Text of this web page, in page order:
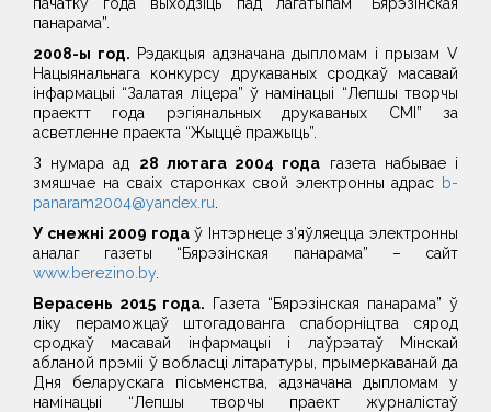
панарама”.
2008-ы год. Рэдакцыя адзначана дыпломам і прызам V
Нацыянальнага конкурсу друкаваных сродкаў масавай
інфармацыі “Залатая ліцера” ў намінацыі “Лепшы творчы
праектт года рэгіянальных друкаваных СМІ” за
асветленне праекта “Жыццё пражыць”.
З нумара ад 28 лютага 2004 года газета набывае і
змяшчае на сваіх старонках свой электронны адрас b-
panaram2004@yandex.ru
У снежні 2009 годаў Інтэрнеце з’яўляецца электронны
аналаг газеты “Бярэзінская панарама” – сайт
www.berezino.by.
Верасень 2015 года. Газета “Бярэзінская панарама” ў
ліку пераможцаў штогадованга спаборніцтва сярод
сродкаў масавай інфармацыі і лаўрэатаў Мінскай
абланой прэміі ў вобласці літаратуры, прымеркаванай да
Дня беларускага пісьменства, адзначана дыпломам у
намінацыі “Лепшы творчы праект журналістаў